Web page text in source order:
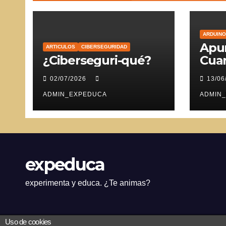
ARTICULOS CIBERSEGURIDAD
¿Ciberseguri-qué?
02/07/2026
ADMIN_EXPEDUCA
ARDUINO
13/
expeduca
experimenta y educa. ¿Te animas?
Uso de cookies